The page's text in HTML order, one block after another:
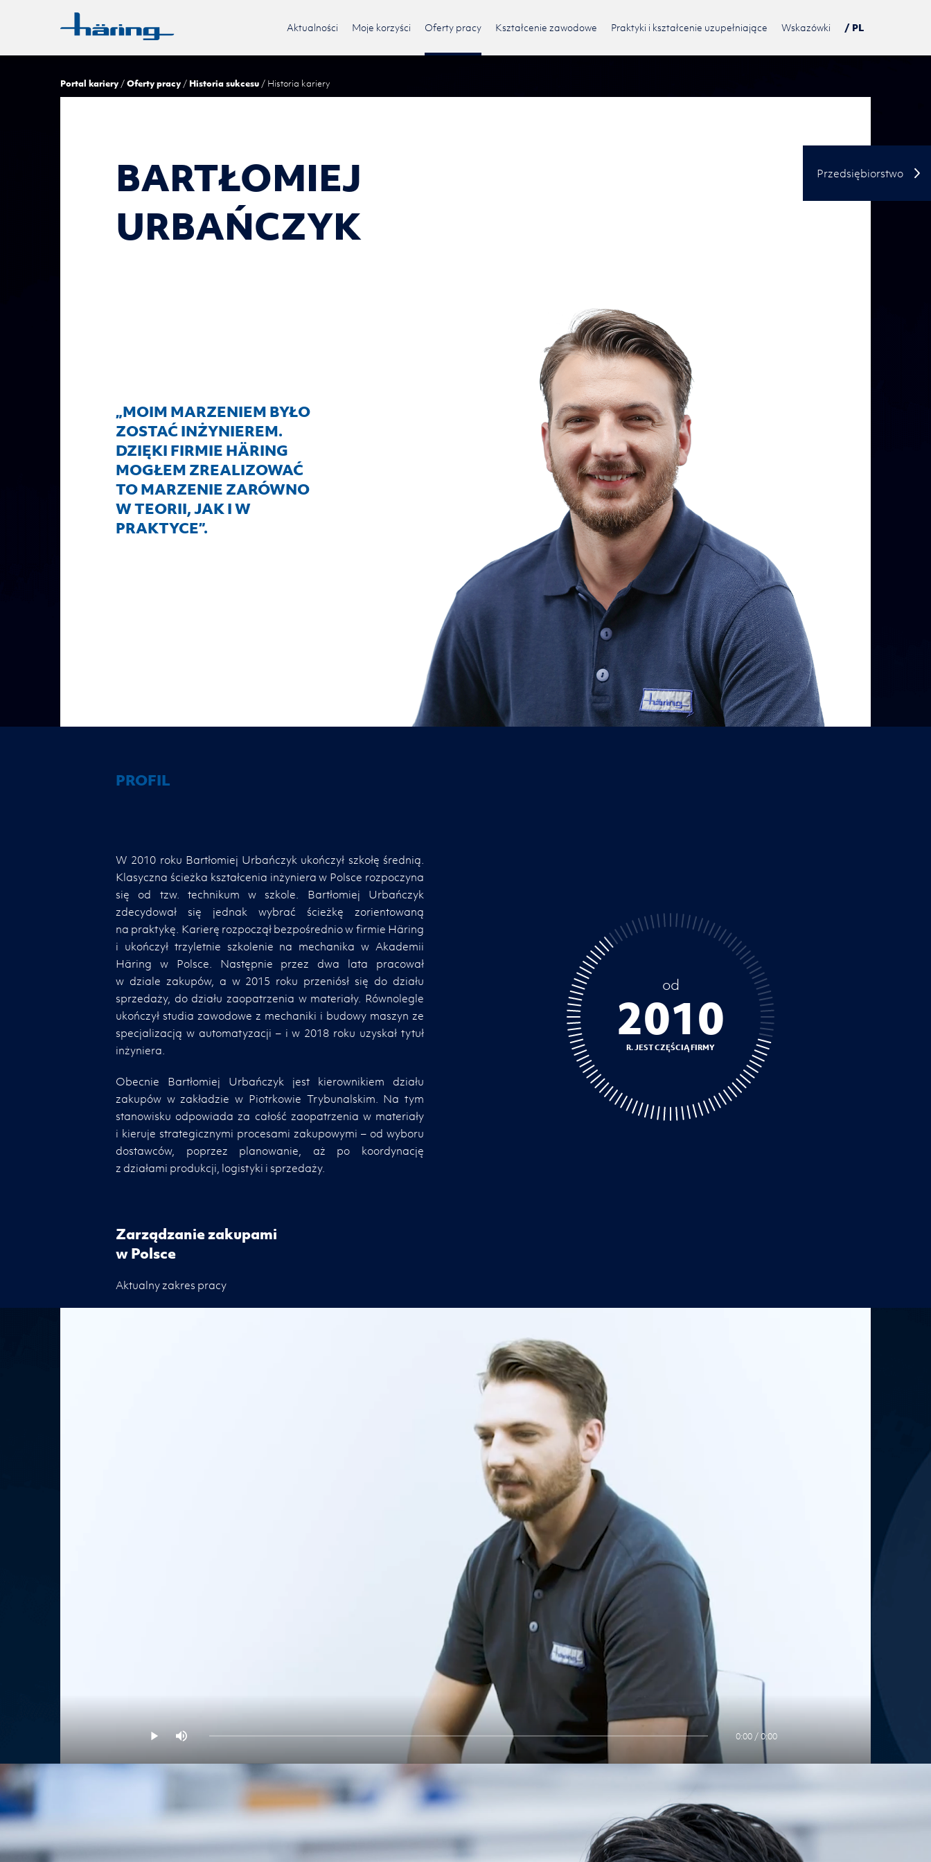
/ PL
Aktualności Moje korzyści Oferty pracy Kształcenie zawodowe Praktyki i kształcenie uzupełniające Wskazówki
Portal kariery Oferty pracy Historia sukcesu Historia kariery
BARTŁOMIEJ
URBAŃCZYK
„MOIM MARZENIEM BYŁO
ZOSTAĆ INŻYNIEREM.
DZIĘKI FIRMIE HÄRING
MOGŁEM ZREALIZOWAĆ
TO MARZENIE ZARÓWNO
W TEORII, JAK I W
PRAKTYCE”.
PROFIL
W 2010 roku Bartłomiej Urbańczyk ukończył szkołę średnią.
Klasyczna ścieżka kształcenia inżyniera w Polsce rozpoczyna
się od tzw. technikum w szkole. Bartłomiej Urbańczyk
zdecydował się jednak wybrać ścieżkę zorientowaną
na praktykę. Karierę rozpoczął bezpośrednio w firmie Häring
i ukończył trzyletnie szkolenie na mechanika w Akademii
Häring w Polsce. Następnie przez dwa lata pracował
w dziale zakupów, a w 2015 roku przeniósł się do działu
sprzedaży, do działu zaopatrzenia w materiały. Równolegle
ukończył studia zawodowe z mechaniki i budowy maszyn ze
specjalizacją w automatyzacji – i w 2018 roku uzyskał tytuł
inżyniera.
Obecnie Bartłomiej Urbańczyk jest kierownikiem działu
zakupów w zakładzie w Piotrkowie Trybunalskim. Na tym
stanowisku odpowiada za całość zaopatrzenia w materiały
i kieruje strategicznymi procesami zakupowymi – od wyboru
dostawców, poprzez planowanie, aż po koordynację
z działami produkcji, logistyki i sprzedaży.
Zarządzanie zakupami
w Polsce
Aktualny zakres pracy
2010
od
R. JEST CZĘŚCIĄ FIRMY
0:00 / 0:00
Przedsiębiorstwo